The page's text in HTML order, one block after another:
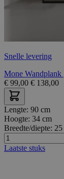
Snelle levering
Mone
€ 99,00 € 138,00
Lengte: 90 cm
Hoogte: 34 cm
Breedte/diepte:
Laatste stuks